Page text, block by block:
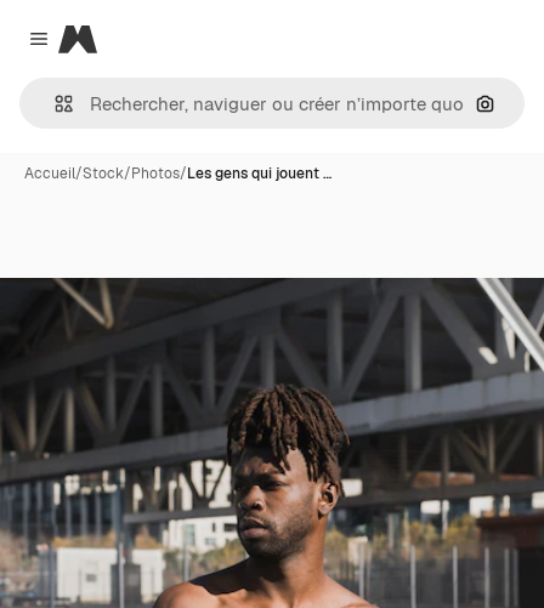
Close menu
Magnific
Accueil/Stock/Photos/Les gens qui jouent …